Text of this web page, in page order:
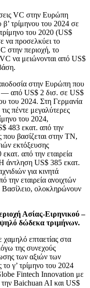
VC στην Ευρώπη
τρίμηνου του 2024 σε
του 2020 (US$
να προσελκύει το
στην περιοχή, το
να μειώνονται από US$
στην Ευρώπη που
— από US$ 2 δισ. σε US$
του 2024. Στη Γερμανία
πέντε μεγαλύτερες
του 2024,
483 εκατ. από την
που βασίζεται στην TN,
εκτόξευσης
από την εταιρεία
άντληση US$ 385 εκατ.
για κινητά
την εταιρεία ανοιχτών
ολοκληρώνουν
Ασίας-Ειρηνικού –
δώδεκα τριμήνων.
επταετίας στα
της συνεχούς
των αξιών των
γ’ τρίμηνο του 2024
Fintech Innovation με
την Baichuan AI και US$